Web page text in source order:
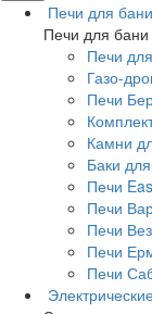
Печи для бани
Печи для бани
Печи
Газо-
Печи
Камни
Баки
Печи
Печи
Печи
Печи
Печи